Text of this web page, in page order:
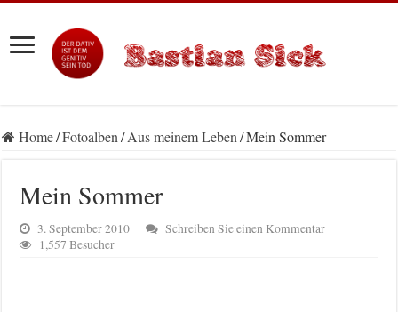
Home/Fotoalben/Aus meinem Leben/Mein Sommer
Mein Sommer
3. September 2010
Schreiben Sie einen Kommentar
1,557 Besucher